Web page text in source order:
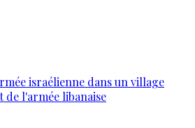
israélienne dans un village
l'armée libanaise